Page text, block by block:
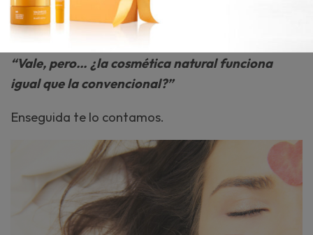
debeneficios de los productos orgánicos
veremos más adelante.
“Vale, pero… ¿la cosmética natural funciona
igual que la convencional?”
Enseguida te lo contamos.